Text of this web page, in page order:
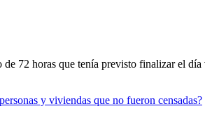
72 horas que tenía previsto finalizar el